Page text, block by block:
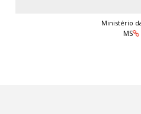
Ministério
MS